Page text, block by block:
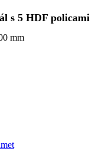
s 5 HDF policami
mm